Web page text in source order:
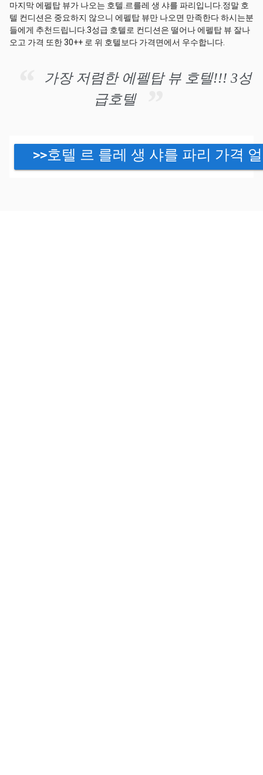
마지막 에펠탑 뷰가 나오는 호텔.르를레 생 샤를 파리입니다.정말 호
텔 컨디션은 중요하지 않으니 에펠탑 뷰만 나오면 만족한다 하시는분
들에게 추천드립니다.3성급 호텔로 컨디션은 떨어나 에펠탑 뷰 잘나
오고 가격 또한 30++ 로 위 호텔보다 가격면에서 우수합니다.
가장 저렴한 에펠탑 뷰 호텔!!! 3성
급호텔
>>호텔 르 를레 생 샤를 파리 가격